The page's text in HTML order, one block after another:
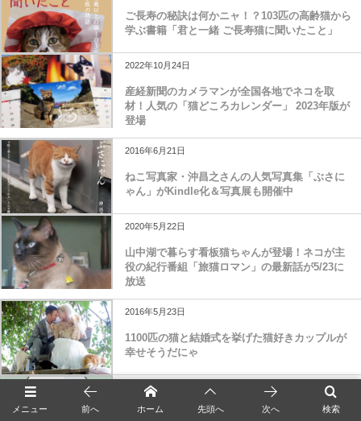
ご長寿の秘訣は何かニャ！？103匹の高齢猫から
学ぶ書籍「君と一緒 ご長寿猫に聞いたこと」
2022年10月24日
産経新聞のカメラマンが全国各地でネコを取
材！人気の「猫どころカレンダー」 2023年版が
登場
2016年6月21日
ねこ写真家・沖昌之さんの人気写真集「ぶさに
ゃん」がKindle化＆写真展も開催中
2020年5月22日
山中湖で暮らす看板猫ちゃんが登場！ネコが主
役の紀行番組「旅猫ロマン」の最新話が5/23に
放送
2016年5月23日
1100匹の猫と結婚式を挙げた猫好きカップルが
幸せそうだにゃ
2017年9月2日
猫とスッキリ＆お洒落に暮らす実例本「猫がよ
メニュー 検索
前へ ホーム 先頭へ 次へ